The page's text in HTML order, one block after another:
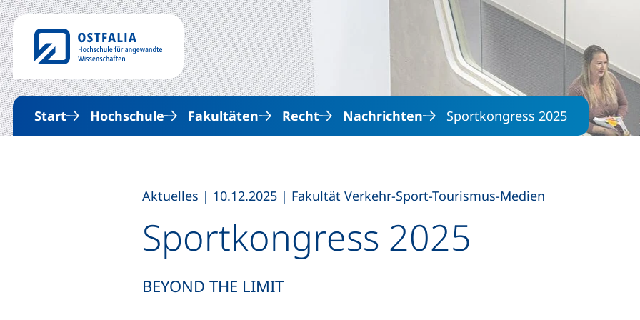
Direkt zum Inhalt
Start Hochschule Fakultäten Recht Nachrichten Sportkongress 2025
Sportkongress 2025
Aktuelles | 10.12.2025 | Fakultät Verkehr-Sport-Tourismus-Medien
BEYOND THE LIMIT